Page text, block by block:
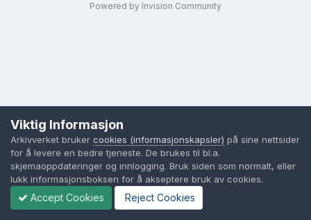
Powered by Invision Community
Viktig Informasjon
Arkivverket bruker cookies (informasjonskapsler) på sine nettsider
for å levere en bedre tjeneste. De brukes til bl.a.
skjemaoppdateringer og innlogging. Bruk siden som normalt, eller
lukk informasjonsboksen for å akseptere bruk av cookies.
Accept Cookies Reject Cookies